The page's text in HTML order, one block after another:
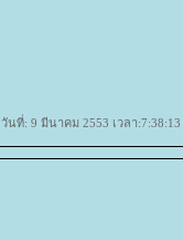
วันที่: 9 มีนาคม 2553 เวลา